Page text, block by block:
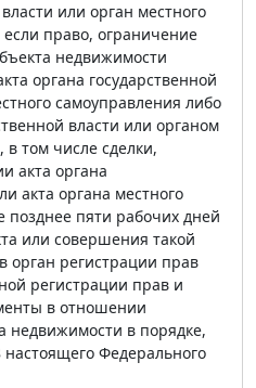
или орган местного
право, ограничение
недвижимости
органа государственной
самоуправления либо
власти или органом
в том числе сделки,
акта органа
акта органа местного
позднее пяти рабочих дней
или совершения такой
орган регистрации прав
регистрации прав и
в отношении
недвижимости в порядке,
настоящего Федерального